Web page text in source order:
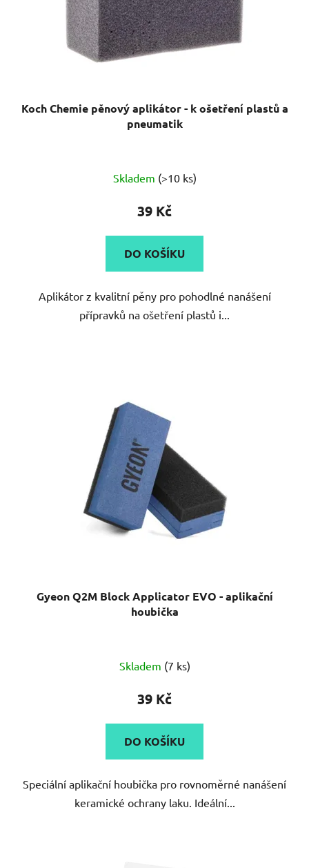
Koch Chemie pěnový aplikátor - k ošetření plastů a
pneumatik
hodnocení
produktu
5,0
z
hvězdiček.
Skladem (>10 ks)
39 Kč
DO KOŠÍKU
Aplikátor z kvalitní pěny pro pohodlné nanášení
přípravků na ošetření plastů i...
Gyeon Q2M Block Applicator EVO - aplikační
houbička
Skladem (7 ks)
39 Kč
DO KOŠÍKU
Speciální aplikační houbička pro rovnoměrné nanášení
keramické ochrany laku. Ideální...